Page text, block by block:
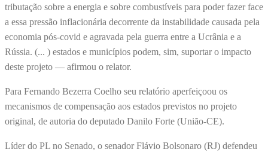
tributação sobre a energia e sobre combustíveis para poder fazer face
a essa pressão inflacionária decorrente da instabilidade causada pela
economia pós-covid e agravada pela guerra entre a Ucrânia e a
Rússia. (... ) estados e municípios podem, sim, suportar o impacto
deste projeto — afirmou o relator.
Para Fernando Bezerra Coelho seu relatório aperfeiçoou os
mecanismos de compensação aos estados previstos no projeto
original, de autoria do deputado Danilo Forte (União-CE).
Líder do PL no Senado, o senador Flávio Bolsonaro (RJ) defendeu